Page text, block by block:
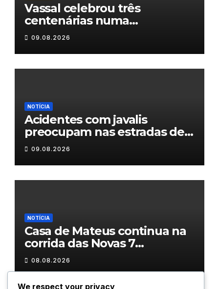
Vassal celebrou três
centenárias numa
homenagem a um século de
histórias
09.08.2026
NOTÍCIA
Acidentes com javalis
preocupam nas estradas de
Trás-os-Montes
09.08.2026
NOTÍCIA
Casa de Mateus continua na
corrida das Novas 7
Maravilhas de Portugal
08.08.2026
We respect your privacy